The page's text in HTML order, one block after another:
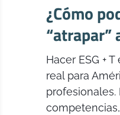
¿Cómo
“atrapar”
Hacer ESG +
real para
profesionales.